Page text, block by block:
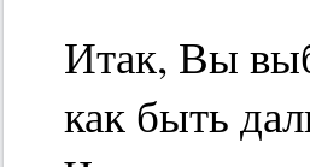
Итак, Вы
как быть